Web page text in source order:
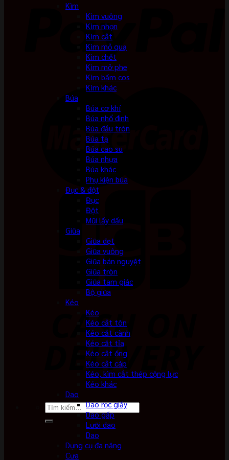
Tìm
Kìm
Kìm vuông
Kìm nhọn
Kìm cắt
Kìm mỏ quạ
Kìm chết
Kìm mở phe
Kìm bấm cos
Kìm khác
Búa
Búa cơ khí
Búa nhổ đinh
Búa đầu tròn
Búa tạ
Búa cao su
Búa nhựa
Búa khác
Phụ kiện búa
Đục & đột
Đục
Đột
Mũi lấy dấu
Giũa
Giũa dẹt
Giũa vuông
Giũa bán nguyệt
Giũa tròn
Giũa tam giác
Bộ giũa
Kéo
Kéo
Kéo cắt tôn
Kéo cắt cành
Kéo cắt tỉa
Kéo cắt ống
Kéo cắt cáp
Kéo, kìm cắt thép cộng lực
Kéo khác
Dao
Dao rọc giấy
Dao gấp
Lưỡi dao
Dao
Dụng cụ đa năng
Cưa